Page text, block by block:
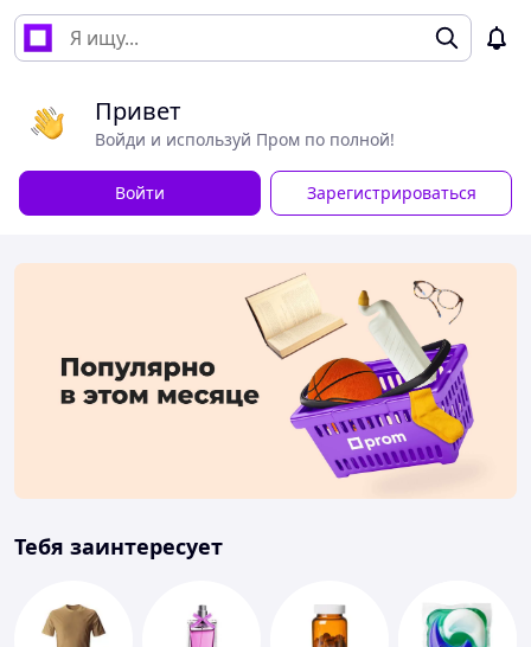
Привет
Войди и используй Пром по полной!
Войти Зарегистрироваться
Тебя заинтересует